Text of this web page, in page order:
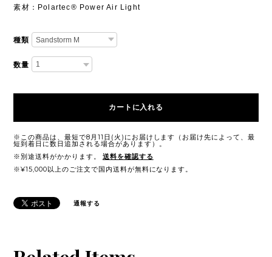
素材：Polartec® Power Air Light
種類
数量
カートに入れる
※この商品は、最短で8月11日(火)にお届けします（お届け先によって、最
短到着日に数日追加される場合があります）。
※別途送料がかかります。
送料を確認する
※¥15,000以上のご注文で国内送料が無料になります。
通報する